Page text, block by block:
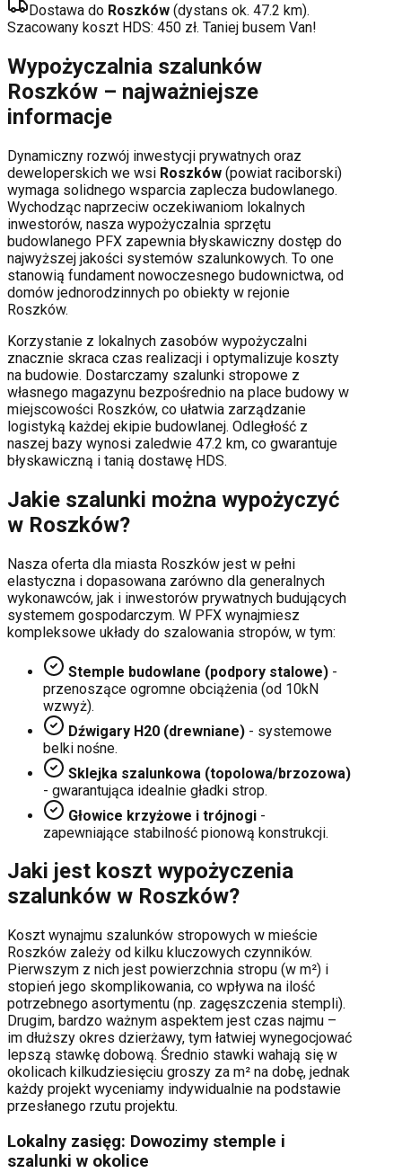
Dostawa do Roszków (dystans ok. 47.2 km).
Szacowany koszt HDS: 450 zł. Taniej busem Van!
Wypożyczalnia szalunków
Roszków – najważniejsze
informacje
Dynamiczny rozwój inwestycji prywatnych oraz
deweloperskich we wsi Roszków (powiat raciborski)
wymaga solidnego wsparcia zaplecza budowlanego.
Wychodząc naprzeciw oczekiwaniom lokalnych
inwestorów, nasza wypożyczalnia sprzętu
budowlanego PFX zapewnia błyskawiczny dostęp do
najwyższej jakości systemów szalunkowych. To one
stanowią fundament nowoczesnego budownictwa, od
domów jednorodzinnych po obiekty w rejonie
Roszków.
Korzystanie z lokalnych zasobów wypożyczalni
znacznie skraca czas realizacji i optymalizuje koszty
na budowie. Dostarczamy szalunki stropowe z
własnego magazynu bezpośrednio na place budowy w
miejscowości Roszków, co ułatwia zarządzanie
logistyką każdej ekipie budowlanej. Odległość z
naszej bazy wynosi zaledwie 47.2 km, co gwarantuje
błyskawiczną i tanią dostawę HDS.
Jakie szalunki można wypożyczyć
w Roszków?
Nasza oferta dla miasta Roszków jest w pełni
elastyczna i dopasowana zarówno dla generalnych
wykonawców, jak i inwestorów prywatnych budujących
systemem gospodarczym. W PFX wynajmiesz
kompleksowe układy do szalowania stropów, w tym:
Stemple budowlane (podpory stalowe) -
przenoszące ogromne obciążenia (od 10kN
wzwyż).
Dźwigary H20 (drewniane) - systemowe
belki nośne.
Sklejka szalunkowa (topolowa/brzozowa)
- gwarantująca idealnie gładki strop.
Głowice krzyżowe i trójnogi -
zapewniające stabilność pionową konstrukcji.
Jaki jest koszt wypożyczenia
szalunków w Roszków?
Koszt wynajmu szalunków stropowych w mieście
Roszków zależy od kilku kluczowych czynników.
Pierwszym z nich jest powierzchnia stropu (w m²) i
stopień jego skomplikowania, co wpływa na ilość
potrzebnego asortymentu (np. zagęszczenia stempli).
Drugim, bardzo ważnym aspektem jest czas najmu –
im dłuższy okres dzierżawy, tym łatwiej wynegocjować
lepszą stawkę dobową. Średnio stawki wahają się w
okolicach kilkudziesięciu groszy za m² na dobę, jednak
każdy projekt wyceniamy indywidualnie na podstawie
przesłanego rzutu projektu.
Lokalny zasięg: Dowozimy stemple i
szalunki w okolice